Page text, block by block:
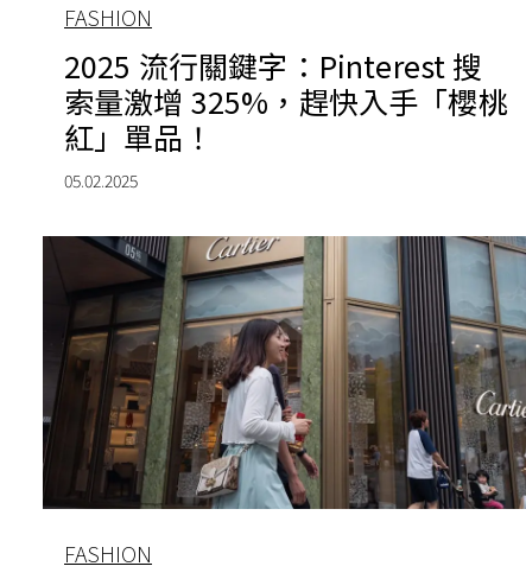
FASHION
2025 流行關鍵字：Pinterest 搜
索量激增 325%，趕快入手「櫻桃
紅」單品！
05.02.2025
FASHION